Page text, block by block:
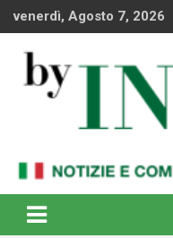
venerdì, Agosto 7, 2026
By Internews
internazionale